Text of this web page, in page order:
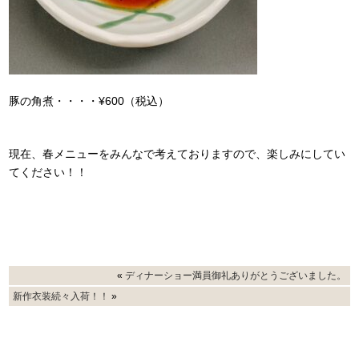
豚の角煮・・・・¥600（税込）
現在、春メニューをみんなで考えておりますので、楽しみにしてい
てください！！
« ディナーショー満員御礼ありがとうございました。
新作衣装続々入荷！！ »